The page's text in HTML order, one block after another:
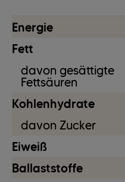
Energie
Fett
davon gesättigte
Fettsäuren
Kohlenhydrate
davon Zucker
Eiweiß
Ballaststoffe